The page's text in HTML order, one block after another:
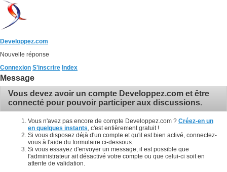
Developpez.com
Nouvelle réponse
Connexion S'inscrire Index
Message
Vous devez avoir un compte Developpez.com et être
connecté pour pouvoir participer aux discussions.
Vous n'avez pas encore de compte Developpez.com ? Créez-en un
en quelques instants , c'est entièrement gratuit !
Si vous disposez déjà d'un compte et qu'il est bien activé, connectez-
vous à l'aide du formulaire ci-dessous.
Si vous essayez d'envoyer un message, il est possible que
l'administrateur ait désactivé votre compte ou que celui-ci soit en
attente de validation.